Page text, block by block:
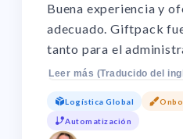
Buena experiencia y
adecuado. Giftpack
tanto para el
usuario. Hace que
incertidumbre al
cada empleado reciba
Leer más (Traducido del
Logística Global
Automatización